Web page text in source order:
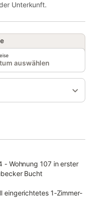
Unterkunft.
auswählen
- Wohnung 107 in erster
Bucht
eingerichtetes 1-Zimmer-